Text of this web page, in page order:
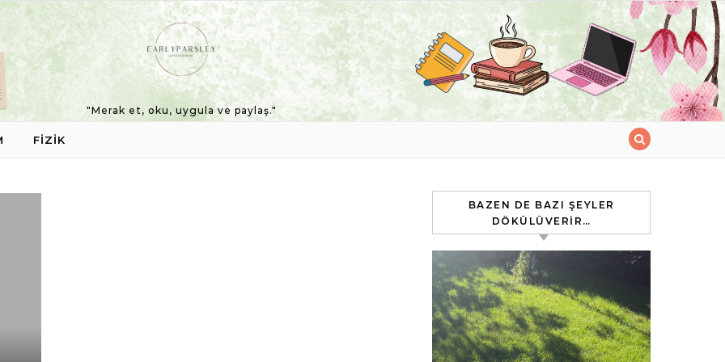
"Merak et, oku, uygula ve paylaş."
FIZIK
BAZEN DE BAZI ŞEYLER
DÖKÜLÜVERIR…